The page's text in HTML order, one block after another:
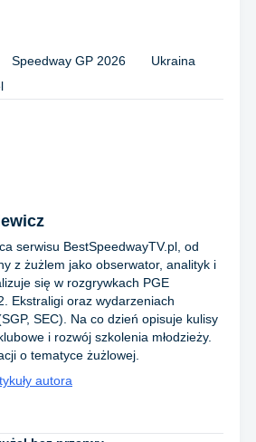
Speedway GP 2026
Ukraina
serwisu BestSpeedwayTV.pl, od
z żużlem jako obserwator, analityk i
się w rozgrywkach PGE
Ekstraligi oraz wydarzeniach
SEC). Na co dzień opisuje kulisy
i rozwój szkolenia młodzieży.
o tematyce żużlowej.
autora